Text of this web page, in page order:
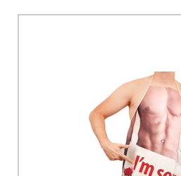
Ich stimme der Verarbeitung der
personenbezogenen Daten zum
einverstanden. Ich habe die
Bomba s.r.o. zur Kenntnis